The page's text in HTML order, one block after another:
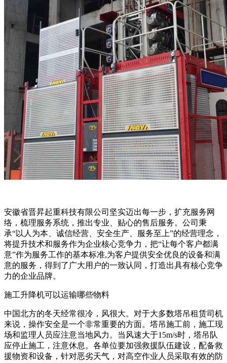
安徽省晋昇起重科技有限公司坚实迈出每一步，扩充服务网
络，梳理服务系统，推出专业、贴心的售后服务。公司秉
承“以人为本、诚信经营、安全生产、服务至上”的经营理念，
将提升技术和服务作为企业核心竞争力，把“让每个客户都满
意”作为服务工作的基本标准,为客户提供安全优良的设备和满
意的服务，得到了广大用户的一致认同，打造出具有核心竞争
力的企业品牌。
施工升降机可以运输哪些物料
中国北方的冬天经常很冷，风很大。对于大多数塔吊租赁司机
来说，操作安全是一个非常重要的方面。塔吊施工前，施工现
场和监理人员应注意当地风力。当风速大于15m/s时，塔吊队
应停止施工，注意休息。各单位要加强救援队伍建设，配备救
援物资和设备，针对恶劣天气，对高空作业人员采取有效的防